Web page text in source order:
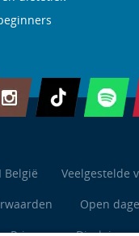
België
Veelgestelde
Open